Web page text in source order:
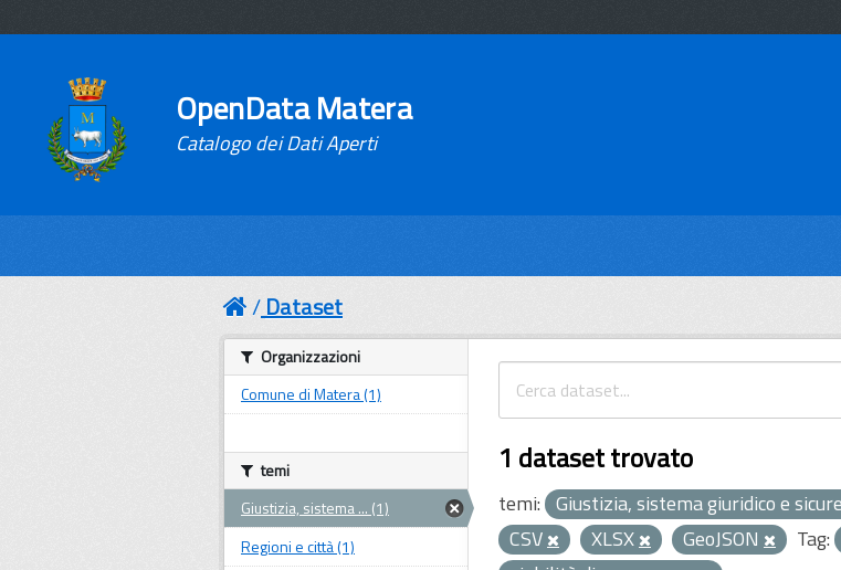
OpenData Matera
Catalogo dei Dati Aperti
Dataset
1 dataset trovato
temi: Giustizia, sistema giuridico e
CSV
XLSX GeoJSON Tag:
Organizzazioni
Comune di Matera (1)
temi
Giustizia, sistema ... (1)
Regioni e città (1)